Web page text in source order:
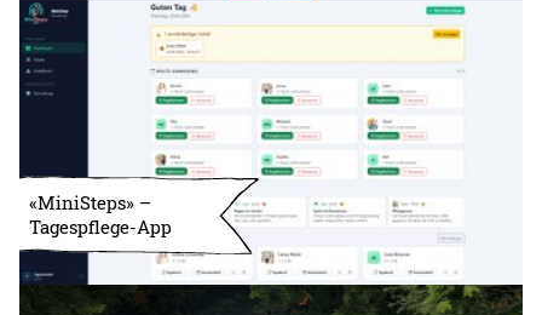
«MiniSteps» –
Tagespflege-App